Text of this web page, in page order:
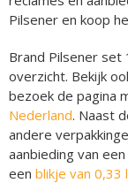
Pilsener en koop
Brand Pilsener set
overzicht. Bekijk
bezoek de pagina
Nederland. Naast
andere
aanbieding van een
een blikje van 0,33